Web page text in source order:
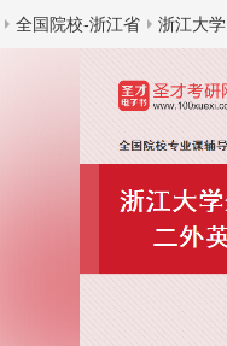
全国院校-浙江省 浙江大学